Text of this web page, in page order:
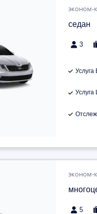
эконом-
седан
3
Услуга
эконом-
5